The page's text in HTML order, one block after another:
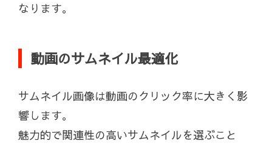
なります。
動画のサムネイル最適化
サムネイル画像は動画のクリック率に大きく影
響します。
魅力的で関連性の高いサムネイルを選ぶこと